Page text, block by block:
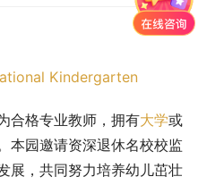
Kindergarten
合格专业教师，拥有大学或
本园邀请资深退休名校校监
展，共同努力培养幼儿茁壮